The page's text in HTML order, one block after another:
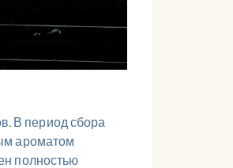
В период сбора
ароматом
полностью